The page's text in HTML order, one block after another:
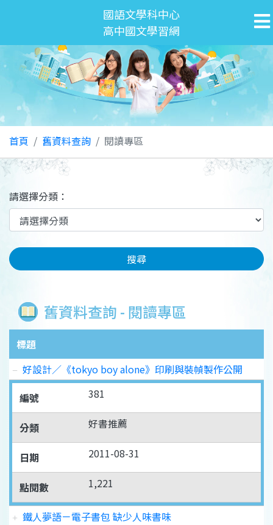
國語文學科中心
高中國文學習網
首頁 舊資料查詢 閱讀專區
請選擇分類：
搜尋
舊資料查詢 - 閱讀專區
標題
好設計／《tokyo boy alone》印刷與裝幀製作公開
編號
381
分類 好書推薦
日期 2011-08-31
點閱數 1,221
鐵人夢語－電子書包 缺少人味書味